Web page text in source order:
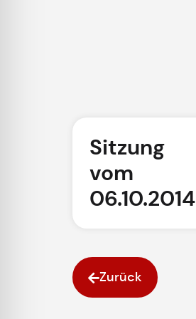
Sitzung
vom
06.10.2014
Zurück